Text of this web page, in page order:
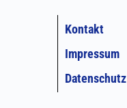
Kontakt
Impressum
Datenschutz